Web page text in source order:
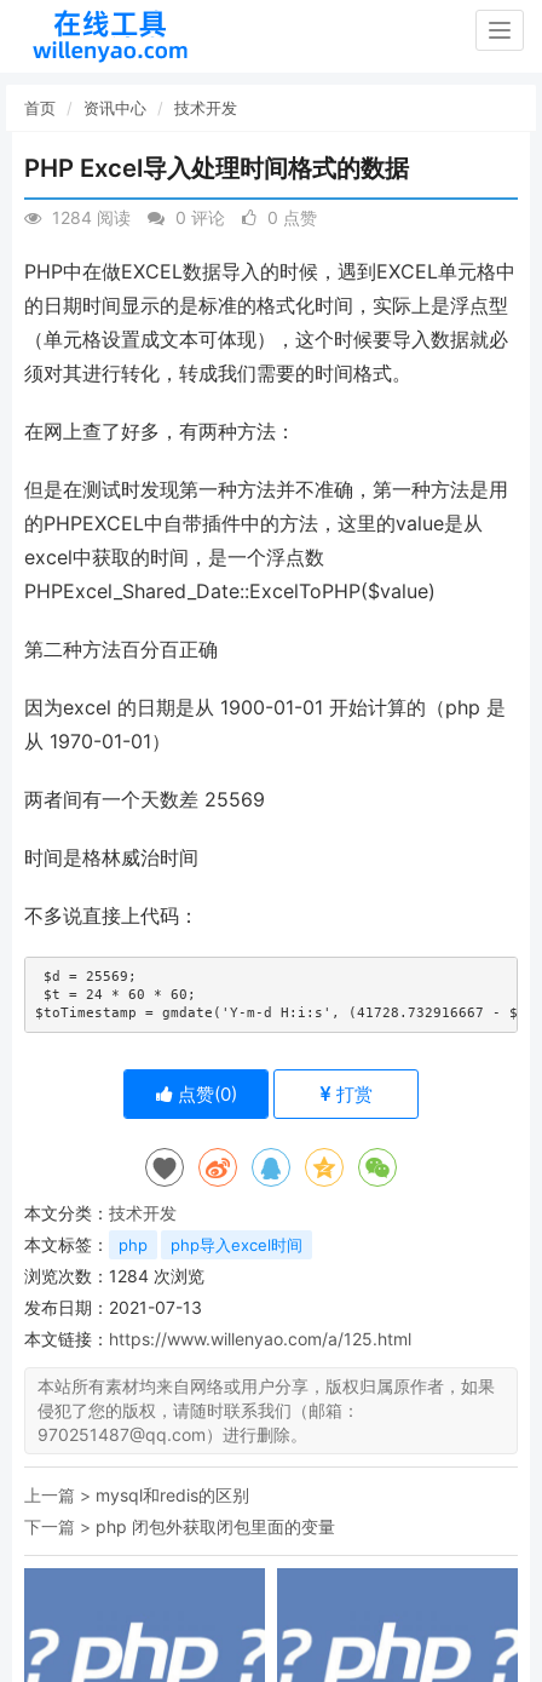
首页 资讯中心 技术开发
PHP Excel导入处理时间格式的数据
1284 阅读 0 评论 0 点赞
PHP中在做EXCEL数据导入的时候，遇到EXCEL单元格中
的日期时间显示的是标准的格式化时间，实际上是浮点型
（单元格设置成文本可体现），这个时候要导入数据就必
须对其进行转化，转成我们需要的时间格式。
在网上查了好多，有两种方法：
但是在测试时发现第一种方法并不准确，第一种方法是用
的PHPEXCEL中自带插件中的方法，这里的value是从
excel中获取的时间，是一个浮点数
PHPExcel_Shared_Date::ExcelToPHP($value)
第二种方法百分百正确
因为excel 的日期是从 1900-01-01 开始计算的（php 是
从 1970-01-01）
两者间有一个天数差 25569
时间是格林威治时间
不多说直接上代码：
$d = 25569;
$t = 24 * 60 * 60;
$toTimestamp = gmdate('Y-m-d H:i:s', (41728.732916667 -
点赞(0) 打赏
本文分类： 技术开发
本文标签：
php php导入excel时间
浏览次数： 1284 次浏览
发布日期：2021-07-13
本文链接： https://www.willenyao.com/a/125.html
本站所有素材均来自网络或用户分享，版权归属原作者，如果
侵犯了您的版权，请随时联系我们（邮箱：
970251487@qq.com）进行删除。
上一篇 > mysql和redis的区别
下一篇 > php 闭包外获取闭包里面的变量